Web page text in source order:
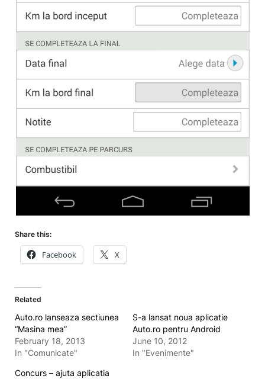
Share this:
Facebook X
Related
Auto.ro lanseaza sectiunea
“Masina mea”
February 18, 2013
In "Comunicate"
S-a lansat noua aplicatie
Auto.ro pentru Android
June 10, 2012
In "Evenimente"
Concurs – ajuta aplicatia